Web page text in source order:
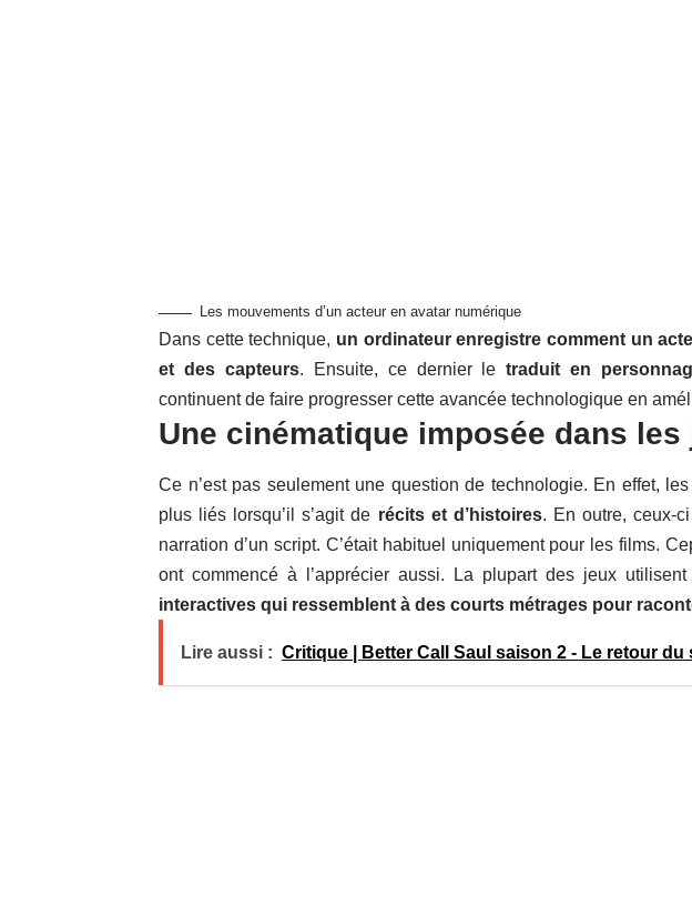
Les mouvements d’un acteur en avatar numérique
Dans cette technique, un ordinateur enregistre comment un
et des capteurs. Ensuite, ce dernier letraduit en
continuent de faire progresser cette avancée technologique en
Une cinématique imposée dans
Ce n’est pas seulement une question de technologie. En effet,
plus liés lorsqu’il s’agit de récits et d’histoires. En outre, ceux-
narration d’un script. C’était habituel uniquement pour les films.
ont commencé à l’apprécier aussi. La plupart des jeux
interactives qui ressemblent à des courts métrages pour
Lire aussi : Critique | Better Call Saul saison 2 - Le retour